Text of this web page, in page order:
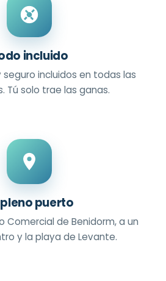
incluido
seguro incluidos en todas las
Tú solo trae las ganas.
pleno puerto
Comercial de Benidorm, a un
y la playa de Levante.